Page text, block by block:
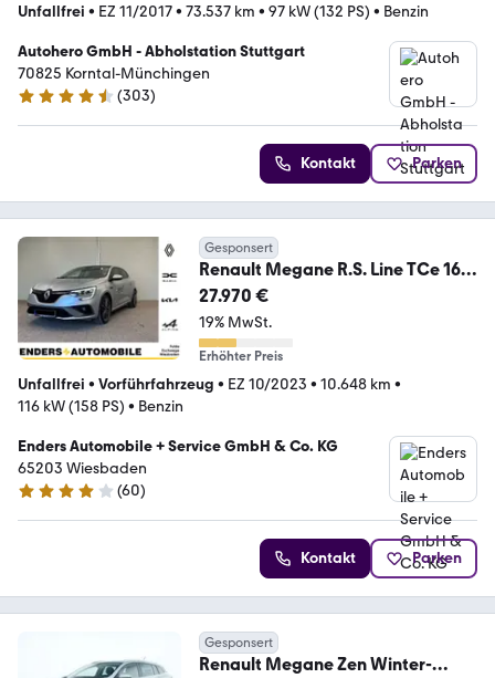
Unfallfrei • EZ 11/2017• 73.537 km • 97 kW (132 PS) • Benzin
Autohero GmbH - Abholstation Stuttgart
70825 Korntal-Münchingen
4.4 Sterne
(303)
Kontakt Parken
Gesponsert
Renault Megane R.S. Line TCe 160
EDC+GLASDACH+BOSE+
27.970 €
19% MwSt.
Erhöhter Preis
Unfallfrei • Vorführfahrzeug • EZ 10/2023 • 10.648 km •
116 kW (158 PS) • Benzin
Enders Automobile + Service GmbH & Co. KG
65203 Wiesbaden
3.8 Sterne
(60)
Kontakt Parken
Gesponsert
Renault Megane Zen Winter-